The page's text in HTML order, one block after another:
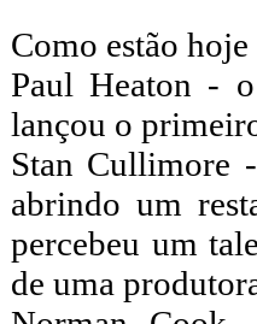
Como estão hoje
Paul Heaton -
lançou o
Stan Cullimore
abrindo um
percebeu um
de uma